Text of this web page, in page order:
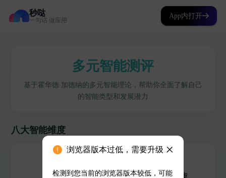
秒哒
一句话 做应用
App内打开
浏览器版本过低，需要升级
检测到您当前的浏览器版本较低，可能